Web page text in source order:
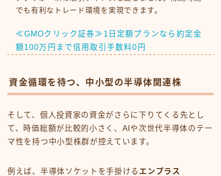
でも有利なトレード環境を実現できます。
≪GMOクリック証券≫1日定額プランなら約定金
額100万円まで信用取引手数料0円
資金循環を待つ、中小型の半導体関連株
そして、個人投資家の資金がさらに下りてくる先とし
て、時価総額が比較的小さく、AIや次世代半導体のテー
マ性を持つ中小型株群が控えています。
例えば、半導体ソケットを手掛ける エンプラス